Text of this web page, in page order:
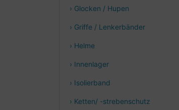
› Glocken / Hupen
› Griffe / Lenkerbänder
› Helme
› Innenlager
› Isolierband
› Ketten/ -strebenschutz